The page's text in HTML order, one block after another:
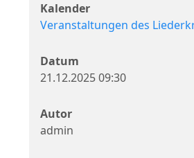
Kalender
Veranstaltungen des
Datum
21.12.202509:30
Autor
admin